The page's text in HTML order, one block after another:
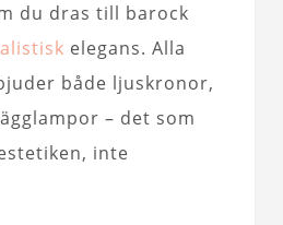
du dras till barock
elegans. Alla
både ljuskronor,
– det som
inte